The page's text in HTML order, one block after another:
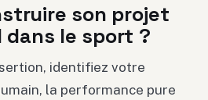
son projet
le sport ?
identifiez votre
la performance pure